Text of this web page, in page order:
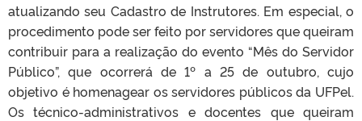
atualizando seu Cadastro de Instrutores. Em especial, o
procedimento pode ser feito por servidores que queiram
contribuir para a realização do evento “Mês do Servidor
Público”, que ocorrerá de 1º a 25 de outubro, cujo
objetivo é homenagear os servidores públicos da UFPel.
Os técnico-administrativos e docentes que queiram